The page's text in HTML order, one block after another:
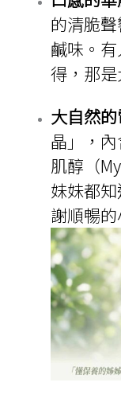
的清脆
鹹味。
得，那
大自然
晶」，
肌醇（
妹妹都
謝順暢的